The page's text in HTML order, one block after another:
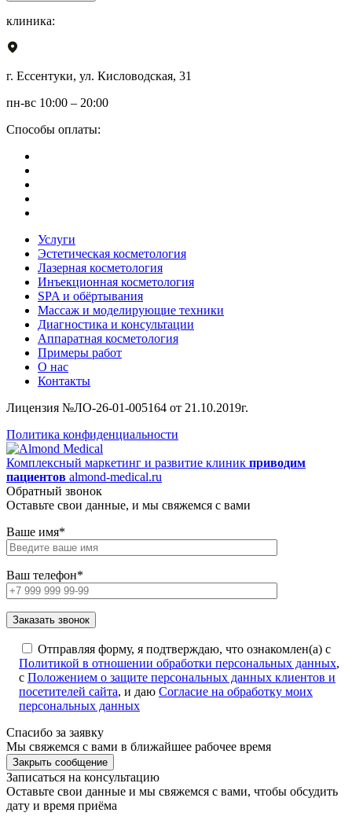
клиника:
г. Ессентуки, ул. Кисловодская, 31
пн-вс 10:00 – 20:00
Способы оплаты:
Услуги
Эстетическая косметология
Лазерная косметология
Инъекционная косметология
SPA и обёртывания
Массаж и моделирующие техники
Диагностика и консультации
Аппаратная косметология
Примеры работ
О нас
Контакты
Лицензия №ЛО-26-01-005164 от 21.10.2019г.
Политика конфиденциальности
Комплексный маркетинг и развитие клиник приводим
пациентов almond-medical.ru
Обратный звонок
Оставьте свои данные, и мы свяжемся с вами
Ваше имя*
Ваш телефон*
Отправляя форму, я подтверждаю, что ознакомлен(а) с
Политикой в отношении обработки персональных данных,
с Положением о защите персональных данных клиентов и
посетителей сайта, и даю Согласие на обработку моих
персональных данных
Спасибо за заявку
Мы свяжемся с вами в ближайшее рабочее время
Закрыть сообщение
Записаться на консультацию
Оставьте свои данные и мы свяжемся с вами, чтобы обсудить
дату и время приёма